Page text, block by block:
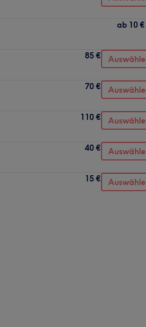
ab 10 €
85 €
70 €
110 €
40 €
15 €